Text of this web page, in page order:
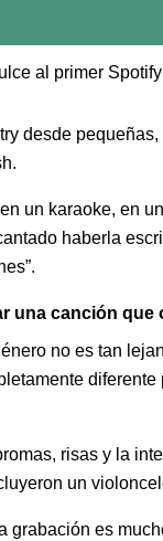
al primer
desde
un karaoke, en
haberla
una canción
no es tan
risas y la
un
grabación es